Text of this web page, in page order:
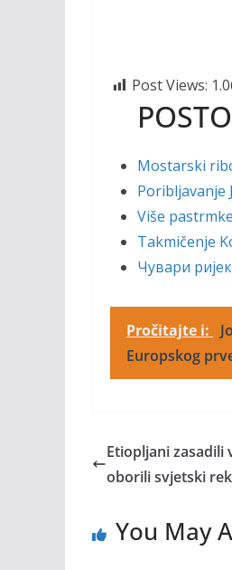
Post Views:
Mostarski
Poribljavanje
Više pastrmke
Takmičenje
Чувари
Pročitajte i:
Europskog
Etiopljani zasadili
oborili svjetski
You May